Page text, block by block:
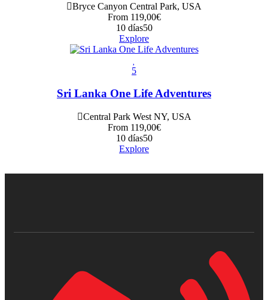
Bryce Canyon Central Park, USA
From 119,00€
10 días50
Explore
5
Sri Lanka One Life Adventures
Central Park West NY, USA
From 119,00€
10 días50
Explore